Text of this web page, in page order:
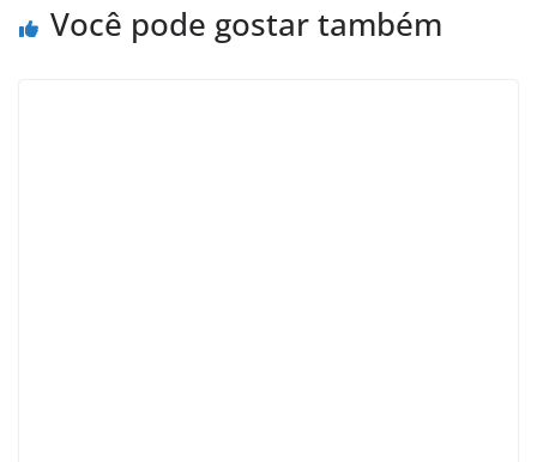
Você pode gostar também